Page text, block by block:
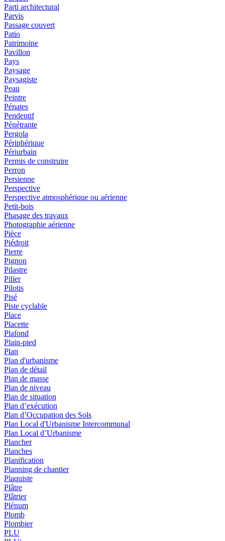
Parti architectural
Parvis
Passage couvert
Patio
Patrimoine
Pavillon
Pays
Paysage
Paysagiste
Peau
Peintre
Pénates
Pendentif
Pénétrante
Pergola
Périphérique
Périurbain
Permis de construire
Perron
Persienne
Perspective
Perspective atmosphérique ou aérienne
Petit-bois
Phasage des travaux
Photographie aérienne
Pièce
Piédroit
Pierre
Pignon
Pilastre
Pilier
Pilotis
Pisé
Piste cyclable
Place
Placette
Plafond
Plain-pied
Plan
Plan d'urbanisme
Plan de détail
Plan de masse
Plan de niveau
Plan de situation
Plan d’exécution
Plan d’Occupation des Sols
Plan Local d'Urbanisme Intercommunal
Plan Local d’Urbanisme
Plancher
Planches
Planification
Planning de chantier
Plaquiste
Plâtre
Plâtrier
Plénum
Plomb
Plombier
PLU